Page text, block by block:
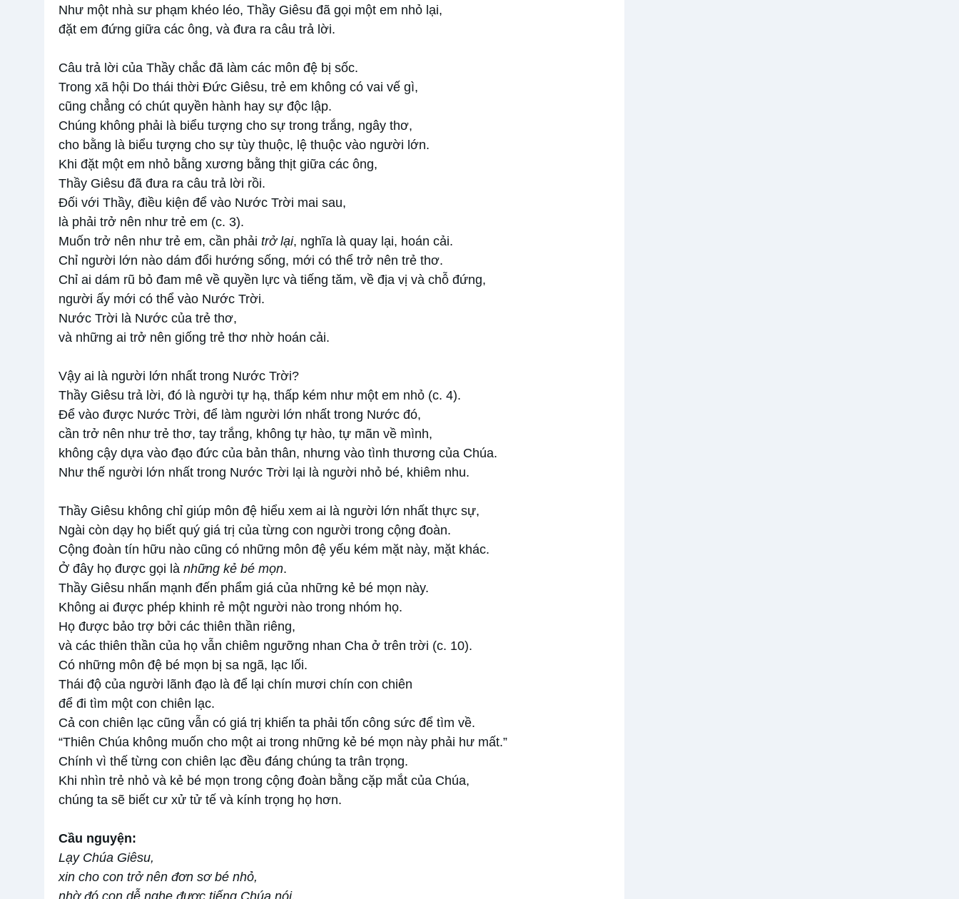
Như một nhà sư phạm khéo léo, Thầy Giêsu đã gọi một em nhỏ lại,
đặt em đứng giữa các ông, và đưa ra câu trả lời.
Câu trả lời của Thầy chắc đã làm các môn đệ bị sốc.
Trong xã hội Do thái thời Đức Giêsu, trẻ em không có vai vế gì,
cũng chẳng có chút quyền hành hay sự độc lập.
Chúng không phải là biểu tượng cho sự trong trắng, ngây thơ,
cho bằng là biểu tượng cho sự tùy thuộc, lệ thuộc vào người lớn.
Khi đặt một em nhỏ bằng xương bằng thịt giữa các ông,
Thầy Giêsu đã đưa ra câu trả lời rồi.
Đối với Thầy, điều kiện để vào Nước Trời mai sau,
là phải trở nên như trẻ em (c. 3).
Muốn trở nên như trẻ em, cần phải trở lại, nghĩa là quay lại, hoán cải.
Chỉ người lớn nào dám đổi hướng sống, mới có thể trở nên trẻ thơ.
Chỉ ai dám rũ bỏ đam mê về quyền lực và tiếng tăm, về địa vị và chỗ đứng,
người ấy mới có thể vào Nước Trời.
Nước Trời là Nước của trẻ thơ,
và những ai trở nên giống trẻ thơ nhờ hoán cải.
Vậy ai là người lớn nhất trong Nước Trời?
Thầy Giêsu trả lời, đó là người tự hạ, thấp kém như một em nhỏ (c. 4).
Để vào được Nước Trời, để làm người lớn nhất trong Nước đó,
cần trở nên như trẻ thơ, tay trắng, không tự hào, tự mãn về mình,
không cậy dựa vào đạo đức của bản thân, nhưng vào tình thương của Chúa.
Như thế người lớn nhất trong Nước Trời lại là người nhỏ bé, khiêm nhu.
Thầy Giêsu không chỉ giúp môn đệ hiểu xem ai là người lớn nhất thực sự,
Ngài còn dạy họ biết quý giá trị của từng con người trong cộng đoàn.
Cộng đoàn tín hữu nào cũng có những môn đệ yếu kém mặt này, mặt khác.
Ở đây họ được gọi là những kẻ bé mọn.
Thầy Giêsu nhấn mạnh đến phẩm giá của những kẻ bé mọn này.
Không ai được phép khinh rẻ một người nào trong nhóm họ.
Họ được bảo trợ bởi các thiên thần riêng,
và các thiên thần của họ vẫn chiêm ngưỡng nhan Cha ở trên trời (c. 10).
Có những môn đệ bé mọn bị sa ngã, lạc lối.
Thái độ của người lãnh đạo là để lại chín mươi chín con chiên
để đi tìm một con chiên lạc.
Cả con chiên lạc cũng vẫn có giá trị khiến ta phải tốn công sức để tìm về.
“Thiên Chúa không muốn cho một ai trong những kẻ bé mọn này phải hư mất.”
Chính vì thế từng con chiên lạc đều đáng chúng ta trân trọng.
Khi nhìn trẻ nhỏ và kẻ bé mọn trong cộng đoàn bằng cặp mắt của Chúa,
chúng ta sẽ biết cư xử tử tế và kính trọng họ hơn.
Cầu nguyện:
Lạy Chúa Giêsu,
xin cho con trở nên đơn sơ bé nhỏ,
nhờ đó con dễ nghe được tiếng Chúa nói,